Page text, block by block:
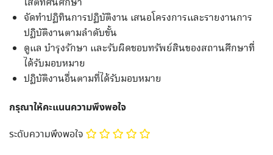
จัดทำปฏิทินการปฏิบัติงาน เสนอโครงการและรายงานการ
ปฏิบัติงานตามลำดับขั้น
ดูแล บำรุงรักษา และรับผิดชอบทรัพย์สินของสถานศึกษาที่
ได้รับมอบหมาย
ปฏิบัติงานอื่นตามที่ได้รับมอบหมาย
กรุณาให้คะแนนความพึงพอใจ
ระดับความพึงพอใจ